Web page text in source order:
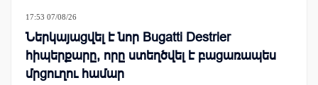
17:53 07/08/26
Ներկայացվել է նոր Bugatti Destrier
հիպերքարը, որը ստեղծվել է բացառապես
մրցուղու համար